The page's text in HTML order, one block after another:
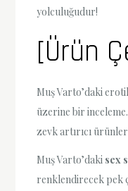
yolculuğudur!
[Ürün
Muş Varto’daki
üzerine bir
zevk artırıcı
Muş Varto’daki sex
renklendirecek pek